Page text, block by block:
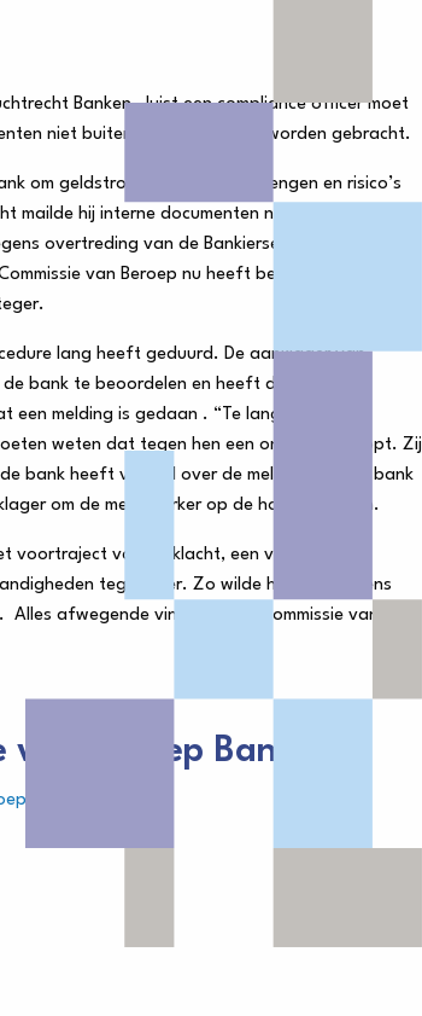
Banken. Juist een compliance officer moet
niet buiten de bank mogen worden gebracht.
om geldstromen in kaart te brengen en risico’s
hij interne documenten naar zijn eigen
overtreding van de Bankierseed. De
van Beroep nu heeft bekrachtigd: het
lang heeft geduurd. De aanklager van
bank te beoordelen en heeft de
melding is gedaan . “Te lang”, aldus de
weten dat tegen hen een onderzoek loopt. Zij
bank heeft verteld over de melding. Als de bank
om de medewerker op de hoogte stellen.
voortraject van de klacht, een van de
tegenover. Zo wilde hij de gegevens
Alles afwegende vindt ook de Commissie van
Beroep Banken?
Banken